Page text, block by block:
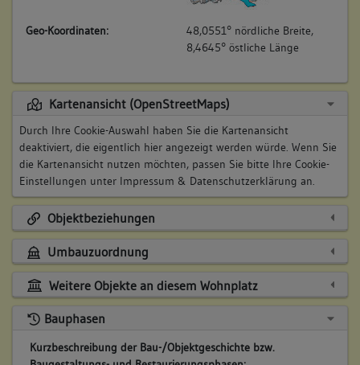
Geo-Koordinaten:
48,0551° nördliche Breite,
8,4645° östliche Länge
Kartenansicht (OpenStreetMaps)
Durch Ihre Cookie-Auswahl haben Sie die Kartenansicht
deaktiviert, die eigentlich hier angezeigt werden würde. Wenn Sie
die Kartenansicht nutzen möchten, passen Sie bitte Ihre Cookie-
Einstellungen unter Impressum & Datenschutzerklärung an.
Objektbeziehungen
Umbauzuordnung
Weitere Objekte an diesem Wohnplatz
Bauphasen
Kurzbeschreibung der Bau-/Objektgeschichte bzw.